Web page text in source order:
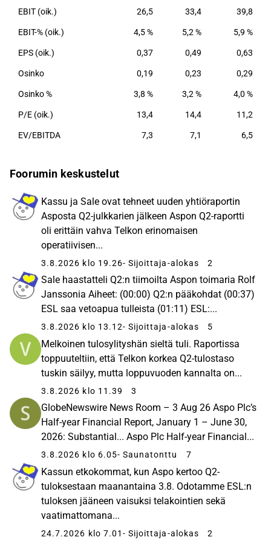
EBIT (oik.) 26,5 33,4 39,8
EBIT-% (oik.) 4,5 % 5,2 % 5,9 %
EPS (oik.) 0,37 0,49 0,63
Osinko 0,19 0,23 0,29
Osinko % 3,8 % 3,2 % 4,0 %
P/E (oik.) 13,4 14,4 11,2
EV/EBITDA 7,3 7,1 6,5
Foorumin keskustelut
Kassu ja Sale ovat tehneet uuden yhtiöraportin
Asposta Q2-julkkarien jälkeen Aspon Q2-raportti
oli erittäin vahva Telkon erinomaisen
operatiivisen...
3.8.2026 klo 19.26- Sijoittaja-alokas 2
Sale haastatteli Q2:n tiimoilta Aspon toimaria Rolf
Janssonia Aiheet: (00:00) Q2:n pääkohdat (00:37)
ESL saa vetoapua tulleista (01:11) ESL:...
3.8.2026 klo 13.12- Sijoittaja-alokas 5
Melkoinen tulosylityshän sieltä tuli. Raportissa
toppuuteltiin, että Telkon korkea Q2-tulostaso
tuskin säilyy, mutta loppuvuoden kannalta on...
3.8.2026 klo 11.39 3
GlobeNewswire News Room – 3 Aug 26 Aspo Plc’s
Half-year Financial Report, January 1 – June 30,
2026: Substantial... Aspo Plc Half-year Financial...
3.8.2026 klo 6.05- Saunatonttu 7
Kassun etkokommat, kun Aspo kertoo Q2-
tuloksestaan maanantaina 3.8. Odotamme ESL:n
tuloksen jääneen vaisuksi telakointien sekä
vaatimattomana...
24.7.2026 klo 7.01 - Sijoittaja-alokas 2